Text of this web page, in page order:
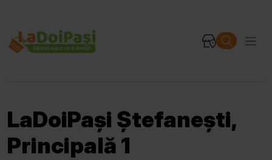
LaDoiPași Ștefanești,
Principală 1